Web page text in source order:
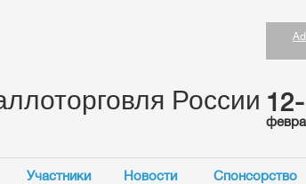
России
Участники Новости Спонсорство